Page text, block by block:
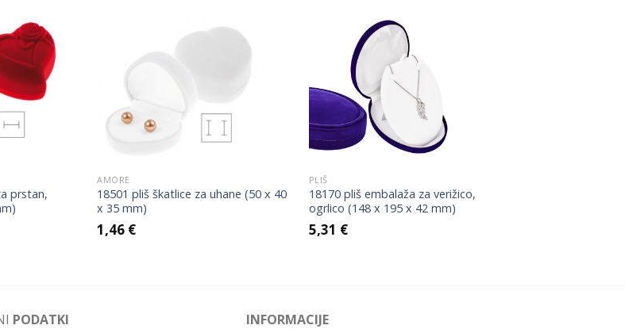
Add to
Wishlist
prstan,
AMORE
18501 pliš škatlice za uhane (50 x 40
x 35 mm)
1,46 €
PLIŠ
18170 pliš embalaža za verižico,
ogrlico (148 x 195 x 42 mm)
5,31 €
PODATKI INFORMACIJE